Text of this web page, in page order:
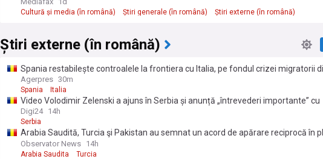
Cultură și media (în română) Știri generale (în română) Știri externe (în română)
Știri externe (în română)
Spania restabilește controalele la frontiera cu Italia, pe fondul crizei migratorii
Agerpres 30m
Spania Italia
Video Volodimir Zelenski a ajuns în Serbia și anunță „întrevederi importante” cu
Aleksandar Vucic și premierul Djuro Macut. Ce vor discuta
Digi24 14h
Serbia
Arabia Saudită, Turcia şi Pakistan au semnat un acord de apărare reciprocă în
în Orientul Mijlociu
Observator News 14h
Arabia Saudita Turcia